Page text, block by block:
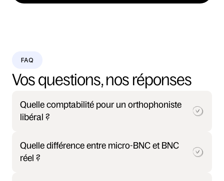
FAQ
Vos questions, nos réponses
Quelle comptabilité pour un orthophoniste
libéral ?
Quelle différence entre micro-BNC et BNC
réel ?